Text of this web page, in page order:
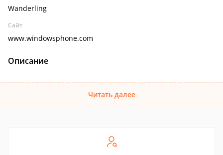
Wanderling
Сайт
www.windowsphone.com
Описание
Читать далее